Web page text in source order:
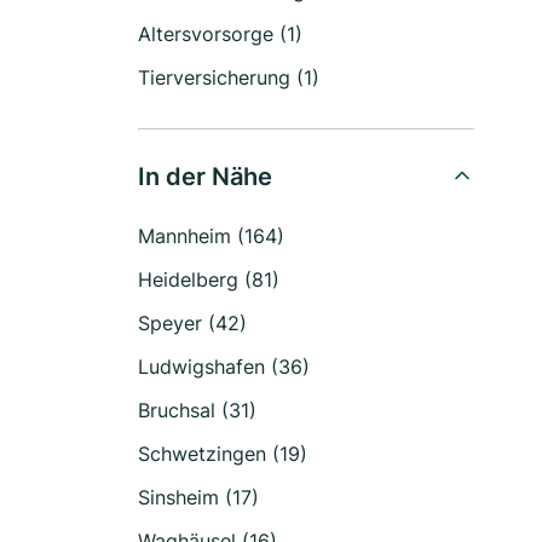
Altersvorsorge (1)
Tierversicherung (1)
In der Nähe
Mannheim (164)
Heidelberg (81)
Speyer (42)
Ludwigshafen (36)
Bruchsal (31)
Schwetzingen (19)
Sinsheim (17)